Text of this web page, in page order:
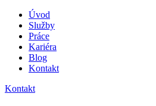
Úvod
Služby
Práce
Kariéra
Blog
Kontakt
Kontakt